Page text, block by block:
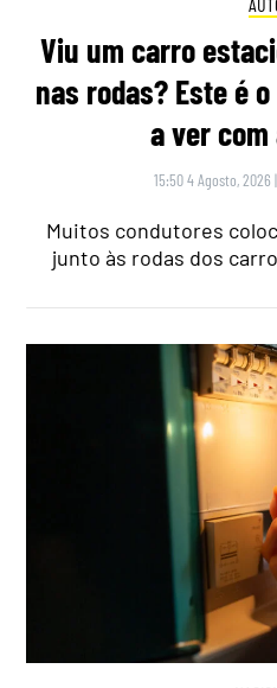
Viu um carro
nas rodas? Este é
a ver
15:50 4 Agosto, 2026 |
Muitos condutores
junto às rodas dos